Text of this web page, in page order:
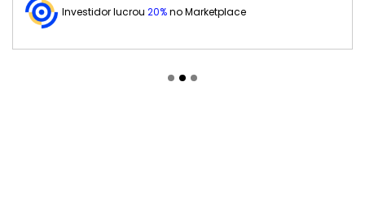
Investidor lucrou 20%no Marketplace